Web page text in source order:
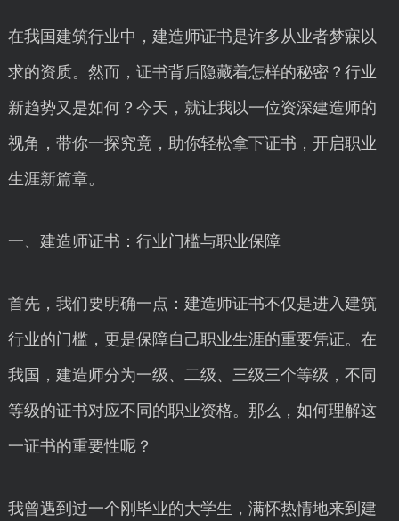
在我国建筑行业中，建造师证书是许多从业者梦寐以
求的资质。然而，证书背后隐藏着怎样的秘密？行业
新趋势又是如何？今天，就让我以一位资深建造师的
视角，带你一探究竟，助你轻松拿下证书，开启职业
生涯新篇章。
一、建造师证书：行业门槛与职业保障
首先，我们要明确一点：建造师证书不仅是进入建筑
行业的门槛，更是保障自己职业生涯的重要凭证。在
我国，建造师分为一级、二级、三级三个等级，不同
等级的证书对应不同的职业资格。那么，如何理解这
一证书的重要性呢？
我曾遇到过一个刚毕业的大学生，满怀热情地来到建